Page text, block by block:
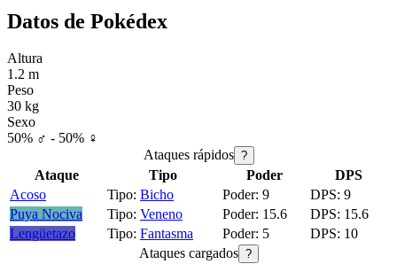
Datos de Pokédex
Altura
1.2 m
Peso
30 kg
Sexo
50% ♂ - 50% ♀
Ataques rápidos ?
Ataque Tipo Poder
DPS
Acoso
Bicho 9
9
Puya Nociva
Veneno 15.6
15.6
Lengüetazo
Fantasma 5
10
Ataques cargados ?